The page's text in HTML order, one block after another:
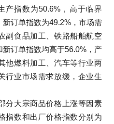
指数为50.6%，高于临界
订单指数为49.2%，市场需
副食品加工、铁路船舶航空
订单指数均高于56.0%，产
他燃料加工、汽车等行业两
行业市场需求放缓，企业生
大宗商品价格上涨等因素
指数和出厂价格指数分别为